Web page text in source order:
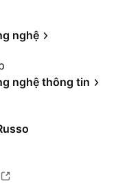
nghệ
nghệ thông tin